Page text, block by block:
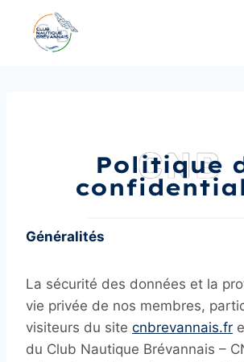
contenu
CNB
Politique
Généralités
La sécurité des données et la
vie privée de nos membres,
visiteurs du site cnbrevannais.fr
du Club Nautique Brévannais –